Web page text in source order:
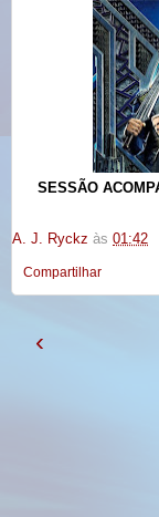
SESSÃO
A. J. Ryckz às 01:42
Compartilhar
‹